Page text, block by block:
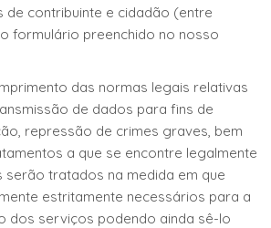
de contribuinte e cidadão (entre
formulário preenchido no nosso
das normas legais relativas
de dados para fins de
repressão de crimes graves, bem
a que se encontre legalmente
tratados na medida em que
estritamente necessários para a
dos serviços podendo ainda sê-lo